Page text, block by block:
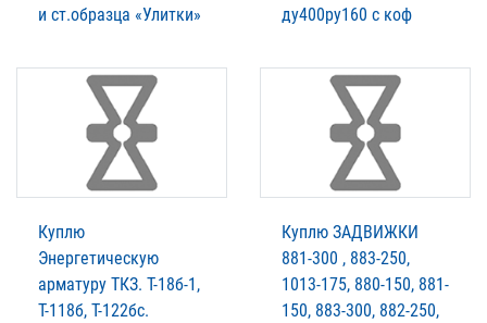
и ст.образца «Улитки»
ду400ру160 с коф
Куплю
Энергетическую
арматуру ТКЗ. T-18б-1,
Т-118б, Т-122бс.
Куплю ЗАДВИЖКИ
881-300 , 883-250,
1013-175, 880-150, 881-
150, 883-300, 882-250,